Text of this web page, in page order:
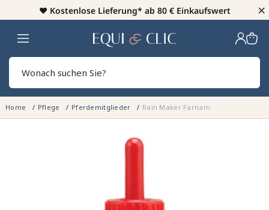
♥️ Kostenlose Lieferung* ab 80 € Einkaufswert ×
Heim
Home Pflege Pferdemitglieder Rain Maker Farnam